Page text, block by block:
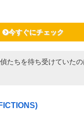
今すぐにチェック
たちを待ち受けていた